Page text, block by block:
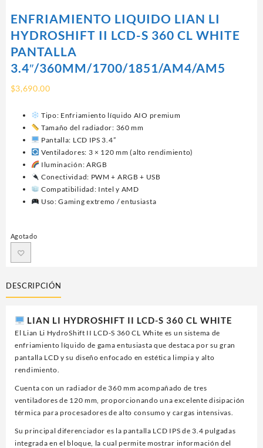
ENFRIAMIENTO LIQUIDO LIAN LI
HYDROSHIFT II LCD-S 360 CL WHITE
PANTALLA
3.4″/360MM/1700/1851/AM4/AM5
$3,690.00
Tipo: Enfriamiento líquido AIO premium
Tamaño del radiador: 360 mm
Pantalla: LCD IPS 3.4”
Ventiladores: 3 × 120 mm (alto rendimiento)
Iluminación: ARGB
Conectividad: PWM + ARGB + USB
Compatibilidad: Intel y AMD
Uso: Gaming extremo / entusiasta
Agotado
DESCRIPCIÓN
LIAN LI HYDROSHIFT II LCD-S 360 CL WHITE
El Lian Li HydroShift II LCD-S 360 CL White es un sistema de
enfriamiento líquido de gama entusiasta que destaca por su gran
pantalla LCD y su diseño enfocado en estética limpia y alto
rendimiento.
Cuenta con un radiador de 360 mm acompañado de tres
ventiladores de 120 mm, proporcionando una excelente disipación
térmica para procesadores de alto consumo y cargas intensivas.
Su principal diferenciador es la pantalla LCD IPS de 3.4 pulgadas
integrada en el bloque, la cual permite mostrar información del